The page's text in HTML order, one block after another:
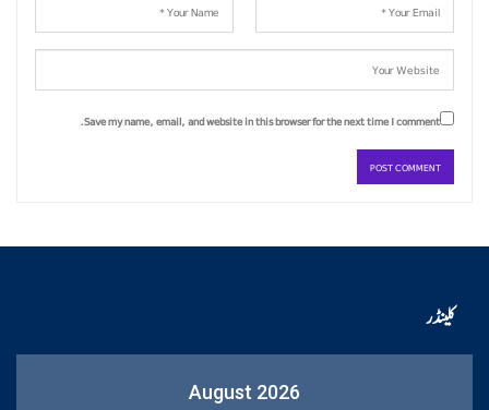
Save my name, email, and website in this browser for the next time I comment.
کلینڈر
August 2026